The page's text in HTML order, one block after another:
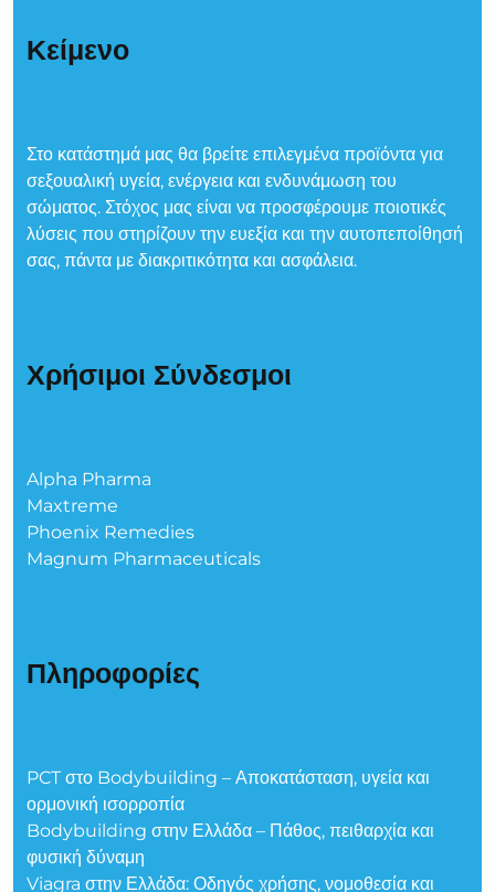
Κείμενο
Στο κατάστημά μας θα βρείτε επιλεγμένα προϊόντα για
σεξουαλική υγεία, ενέργεια και ενδυνάμωση του
σώματος. Στόχος μας είναι να προσφέρουμε ποιοτικές
λύσεις που στηρίζουν την ευεξία και την αυτοπεποίθησή
σας, πάντα με διακριτικότητα και ασφάλεια.
Χρήσιμοι Σύνδεσμοι
Alpha Pharma
Maxtreme
Phoenix Remedies
Magnum Pharmaceuticals
Πληροφορίες
PCT στο Bodybuilding – Αποκατάσταση, υγεία και
ορμονική ισορροπία
Bodybuilding στην Ελλάδα – Πάθος, πειθαρχία και
φυσική δύναμη
Viagra στην Ελλάδα: Οδηγός χρήσης, νομοθεσία και